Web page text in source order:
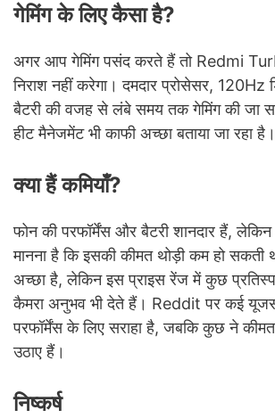
गेमिंग के लिए कैसा है?
अगर आप गेमिंग पसंद करते हैं तो Redmi
निराश नहीं करेगा। दमदार प्रोसेसर, 120Hz
बैटरी की वजह से लंबे समय तक गेमिंग की जा
हीट मैनेजमेंट भी काफी अच्छा बताया जा रहा है।
क्या हैं कमियाँ?
फोन की परफॉर्मेंस और बैटरी शानदार हैं,
मानना है कि इसकी कीमत थोड़ी कम हो सकती
अच्छा है, लेकिन इस प्राइस रेंज में कुछ
कैमरा अनुभव भी देते हैं। Reddit पर कई
परफॉर्मेंस के लिए सराहा है, जबकि कुछ ने
उठाए हैं।
निष्कर्ष